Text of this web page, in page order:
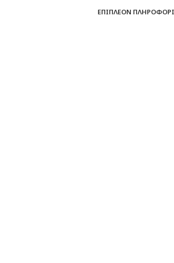
ΕΠΙΠΛΈΟΝ